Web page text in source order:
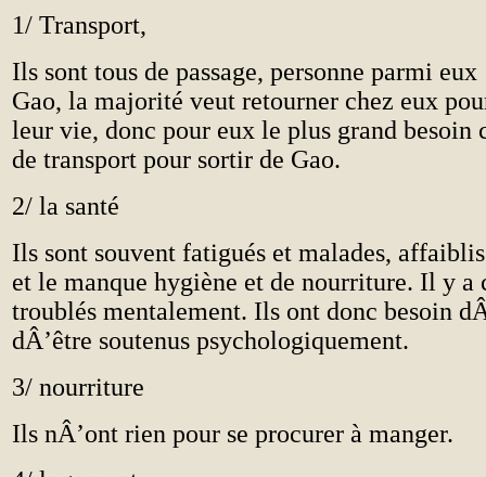
1/ Transport,
Ils sont tous de passage, personne parmi
Gao, la majorité veut retourner chez eux
leur vie, donc pour eux le plus grand besoin
de transport pour sortir de Gao.
2/ la santé
Ils sont souvent fatigués et malades,
et le manque hygiène et de nourriture. Il y a
troublés mentalement. Ils ont donc besoin
dÂ’être soutenus psychologiquement.
3/ nourriture
Ils nÂ’ont rien pour se procurer à manger.